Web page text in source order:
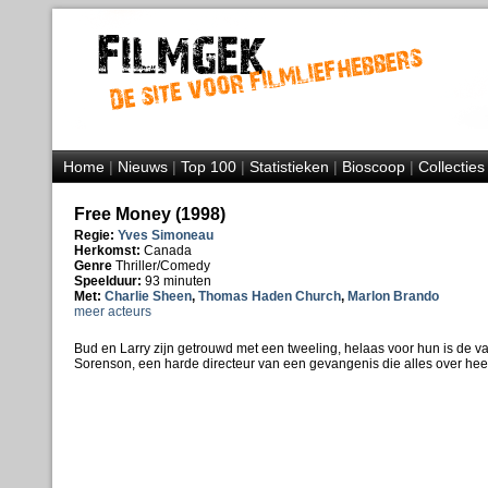
Home|Nieuws|Top 100|Statistieken|Bioscoop|Collecties
Free Money (1998)
Regie: Yves Simoneau
Herkomst: Canada
Genre Thriller/Comedy
Speelduur: 93 minuten
Met: Charlie Sheen, Thomas Haden Church, Marlon Brando
meer acteurs
Bud en Larry zijn getrouwd met een tweeling, helaas voor hun is de
Sorenson, een harde directeur van een gevangenis die alles over